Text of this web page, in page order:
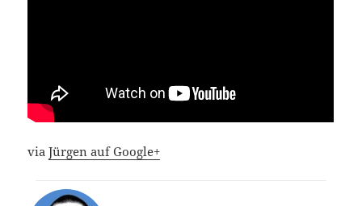
viaJürgen auf Google+